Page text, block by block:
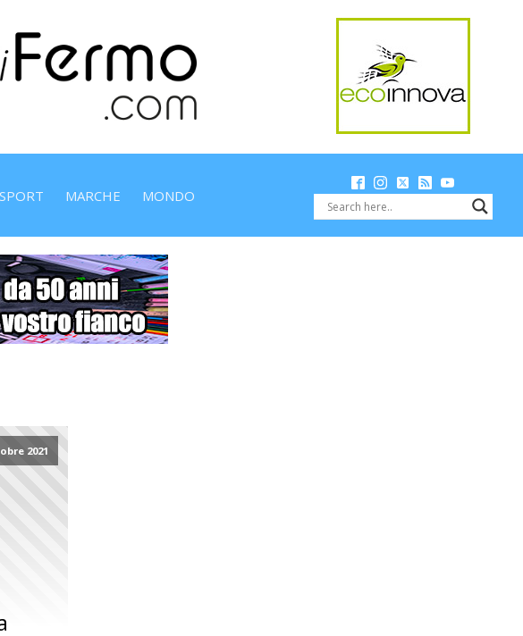
SPORT MARCHE MONDO
2021